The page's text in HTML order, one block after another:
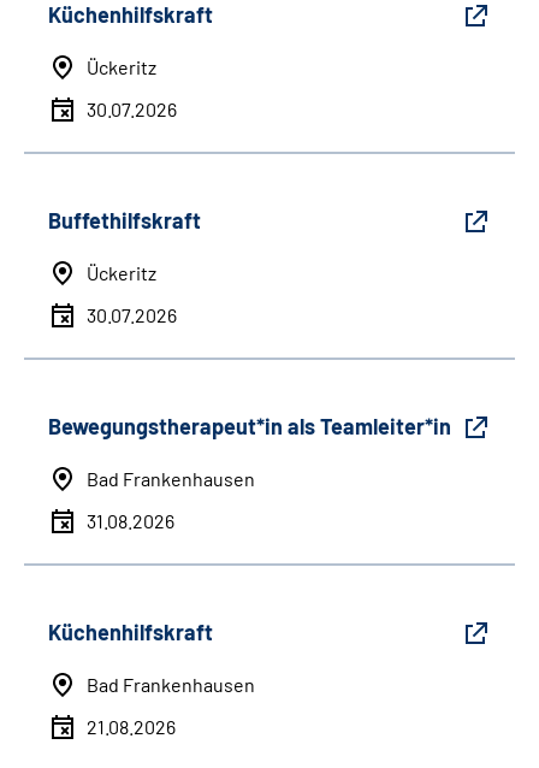
Küchenhilfskraft
Ückeritz
30.07.2026
Buffethilfskraft
Ückeritz
30.07.2026
Bewegungstherapeut*in als Teamleiter*in
Bad Frankenhausen
31.08.2026
Küchenhilfskraft
Bad Frankenhausen
21.08.2026